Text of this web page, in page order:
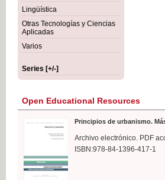
Lingüística
Otras Tecnologías y Ciencias
Aplicadas
Varios
Series [+/-]
Open Educational Resources
Principios de urbanismo.
Archivo electrónico. PDF
ISBN:978-84-1396-417-1